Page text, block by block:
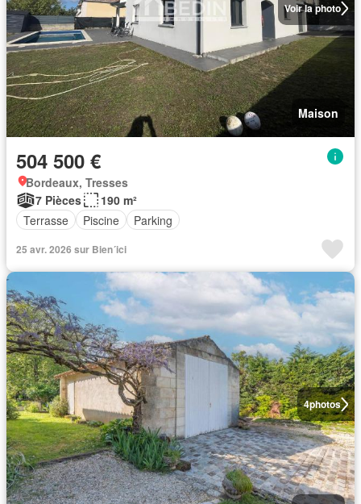
Voir la photo
Maison
504 500 €
Bordeaux, Tresses
7 Pièces
190 m²
Terrasse
Piscine Parking
25 avr. 2026 sur Bien´ici
4photos